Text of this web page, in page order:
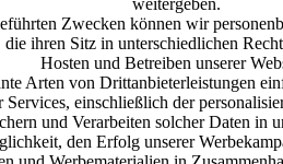
weitergeben.
Zwecken können wir
ihren Sitz in unterschiedlichen
Hosten und Betreiben unserer
Arten von Drittanbieterleistungen
Services, einschließlich der
und Verarbeiten solcher Daten in
den Erfolg unserer